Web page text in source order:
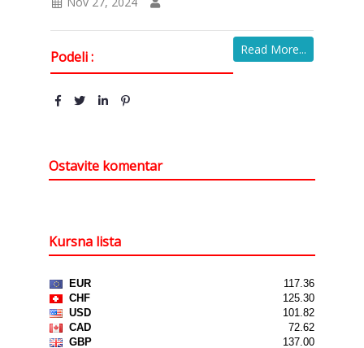
Read More...
Podeli :
Ostavite komentar
Kursna lista